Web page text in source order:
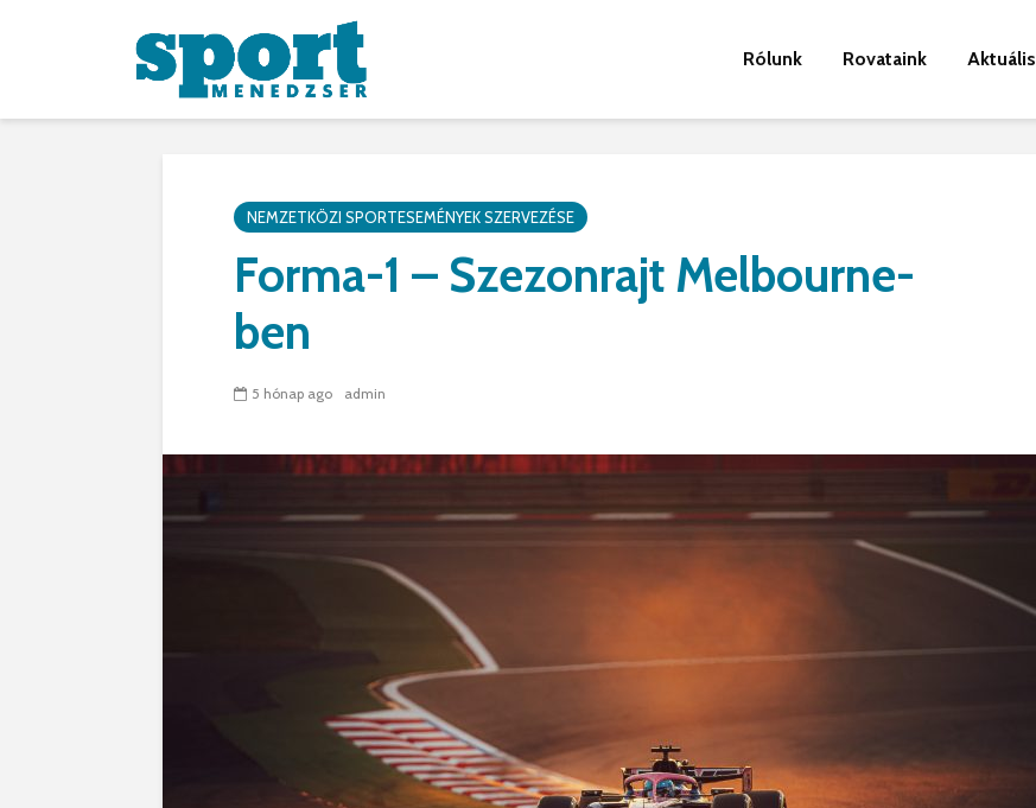
Rólunk Rovataink Aktuális
NEMZETKÖZI SPORTESEMÉNYEK SZERVEZÉSE
Forma-1 – Szezonrajt Melbourne-
ben
5 hónap ago admin